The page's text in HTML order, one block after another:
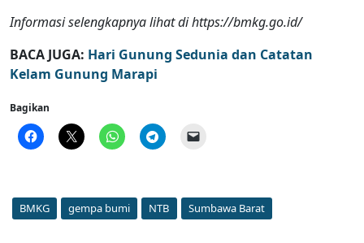
Informasi selengkapnya lihat di https://bmkg.go.id/
BACA JUGA: Hari Gunung Sedunia dan Catatan
Kelam Gunung Marapi
Bagikan
BMKG gempa bumi NTB Sumbawa Barat